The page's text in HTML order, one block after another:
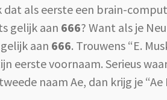
als eerste een brain-
gelijk aan 666? Want als je
aan 666. Trouwens “E.
eerste voornaam. Serieus
naam Ae, dan krijg je “Ae